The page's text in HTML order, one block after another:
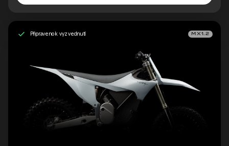
Připraveno k vyzvednutí MX1.2